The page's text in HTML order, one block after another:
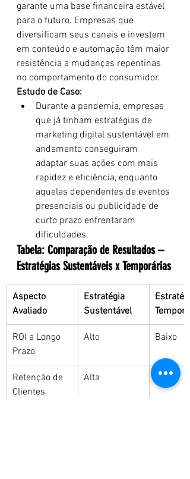
garante uma base financeira estável
para o futuro. Empresas que
diversificam seus canais e investem
em conteúdo e automação têm maior
resistência a mudanças repentinas
no comportamento do consumidor.
Estudo de Caso:
Durante a pandemia, empresas
que já tinham estratégias de
marketing digital sustentável em
andamento conseguiram
adaptar suas ações com mais
rapidez e eficiência, enquanto
aquelas dependentes de eventos
presenciais ou publicidade de
curto prazo enfrentaram
dificuldades.
Tabela: Comparação de Resultados –
Estratégias Sustentáveis x Temporárias
Aspecto
Avaliado
Estratégia
Sustentável
ROI a Longo
Prazo
Alto Baixo
Retenção de
Clientes
Alta Baixa